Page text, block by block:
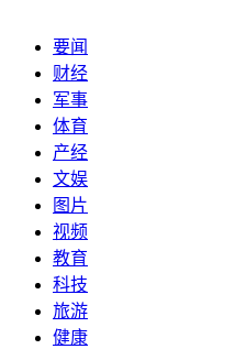
要闻
财经
军事
体育
产经
文娱
图片
视频
教育
科技
旅游
健康